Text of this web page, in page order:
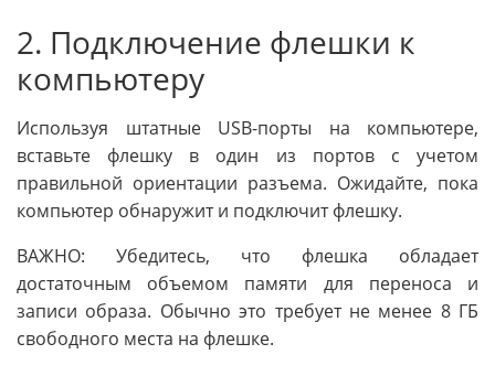
2. Подключение флешки к
компьютеру
Используя штатные USB-порты на компьютере,
вставьте флешку в один из портов с учетом
правильной ориентации разъема. Ожидайте, пока
компьютер обнаружит и подключит флешку.
ВАЖНО: Убедитесь, что флешка обладает
достаточным объемом памяти для переноса и
записи образа. Обычно это требует не менее 8 ГБ
свободного места на флешке.